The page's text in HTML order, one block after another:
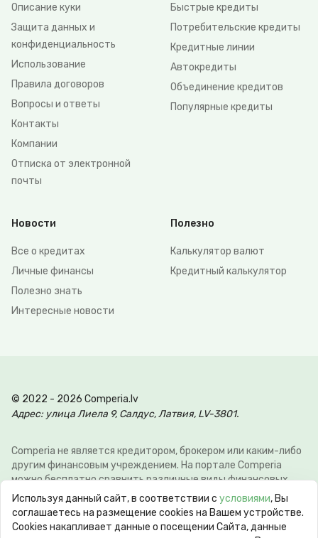
Описание куки
Защита данных и
конфиденциальность
Использование
Правила договоров
Вопросы и ответы
Контакты
Компании
Отписка от электронной
почты
Быстрые кредиты
Потребительские кредиты
Кредитные линии
Автокредиты
Объединение кредитов
Популярные кредиты
Новости
Все о кредитах
Личные финансы
Полезно знать
Интересные новости
Полезно
Калькулятор валют
Кредитный калькулятор
© 2022 - 2026 Comperia.lv
Адрес: улица Лиела 9, Салдус, Латвия, LV-3801.
Comperia не является кредитором, брокером или каким-либо
другим финансовым учреждением. На портале Comperia
можно бесплатно сравнить различные виды финансовых
услуг, для того что-бы клиент мог сэкономить свое время и
деньги. Э-почта:info@comperia.lv. Пример расчёта: при
взятии в долг 5000 € на 60 месяцев, ежемесячный платеж
Используя данный сайт, в соответствии с условиями, Вы
соглашаетесь на размещение cookies на Вашем устройстве.
Сookies накапливает данные о посещении Сайта, данные